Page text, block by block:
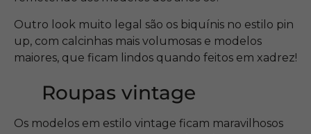
Outro look muito legal são os biquínis no estilo pin
up, com calcinhas mais volumosas e modelos
maiores, que ficam lindos quando feitos em xadrez!
Roupas vintage
Os modelos em estilo vintage ficam maravilhosos